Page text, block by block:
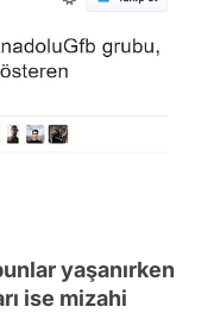
yaşanırken
ise mizahi